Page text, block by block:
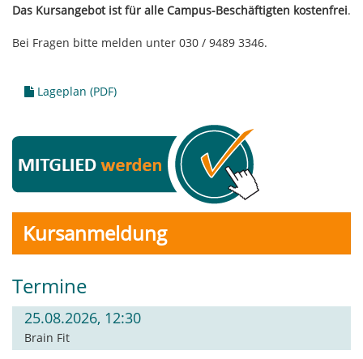
Das Kursangebot ist für alle Campus-Beschäftigten kostenfrei.
Bei Fragen bitte melden unter 030 / 9489 3346.
Lageplan (PDF)
Kursanmeldung
Termine
25.08.2026, 12:30
Brain Fit